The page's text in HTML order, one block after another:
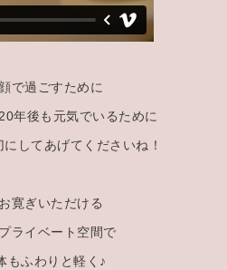
で過ごすために
年後も元気でいるために
してあげてくださいね！
寛ぎいただける
ライベート空間で
もふわりと軽く♪